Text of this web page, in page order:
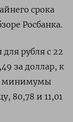
срока
Росбанка.
рубля с 22
за доллар, к
минимумы
80,78 и 11,01